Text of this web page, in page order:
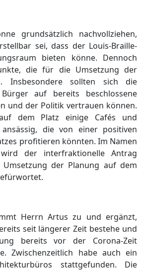
grundsätzlich nachvollziehen,
sei, dass der Louis-Braille-
bieten könne. Dennoch
die für die Umsetzung der
Insbesondere sollten sich die
auf bereits beschlossene
und der Politik vertrauen können.
dem Platz einige Cafés und
ansässig, die von einer positiven
profitieren könnten. Im Namen
der interfraktionelle Antrag
der Planung auf dem
Herrn Artus zu und ergänzt,
seit längerer Zeit bestehe und
bereits vor der Corona-Zeit
Zwischenzeitlich habe auch ein
stattgefunden. Die